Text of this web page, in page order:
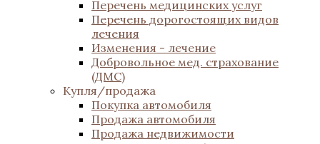
Перечень медицинских услуг
Перечень дорогостоящих видов
лечения
Изменения - лечение
Добровольное мед. страхование
(ДМС)
Купля/продажа
Покупка автомобиля
Продажа автомобиля
Продажа недвижимости